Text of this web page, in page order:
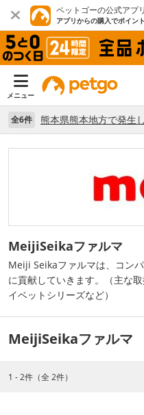
ペットゴーの公式アプリ
アプリからの購入でポイン
メニュー
全6件
MeijiSeikaファルマ
Meiji Seikaファルマは、コン
に貢献していきます。（主な
イベットシリーズなど）
MeijiSeikaファルマ
1 - 2件（全 2件）